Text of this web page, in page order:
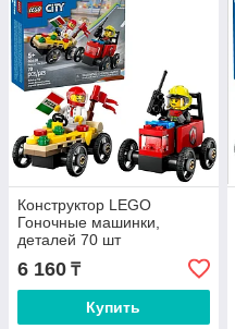
Конструктор LEGO
Гоночные машинки,
деталей 70 шт
6 160 ₸
Купить